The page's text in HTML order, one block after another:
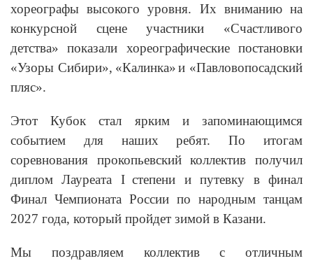
хореографы высокого уровня. Их вниманию на
конкурсной сцене участники «Счастливого
детства» показали хореографические постановки
«Узоры Сибири», «Калинка» и «Павловопосадский
пляс».
Этот Кубок стал ярким и запоминающимся
событием для наших ребят. По итогам
соревнования прокопьевский коллектив получил
диплом Лауреата I степени и путевку в финал
Финал Чемпионата России по народным танцам
2027 года, который пройдет зимой в Казани.
Мы поздравляем коллектив с отличным